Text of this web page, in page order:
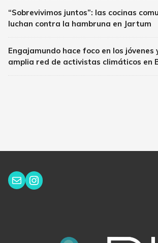
“Sobrevivimos juntos”: las cocinas
luchan contra la hambruna en Jartum
Engajamundo hace foco en los jóvenes
amplia red de activistas climáticos en
Correo electrónico
Instagram